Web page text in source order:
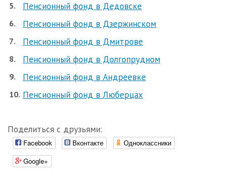
Пенсионный фонд в Дедовске
Пенсионный фонд в Дзержинском
Пенсионный фонд в Дмитрове
Пенсионный фонд в Долгопрудном
Пенсионный фонд в Андреевке
Пенсионный фонд в Люберцах
Поделиться с друзьями:
Facebook Вконтакте
Одноклассники
Google+